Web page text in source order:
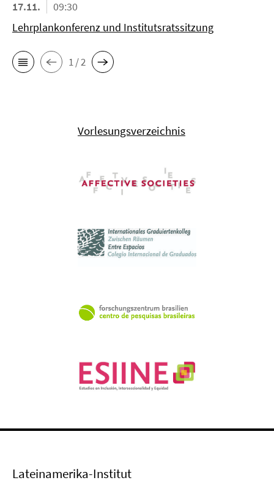
17.11.
09:30
Lehrplankonferenz und Institutsratssitzung
1 / 2
Vorlesungsverzeichnis
Lateinamerika-Institut